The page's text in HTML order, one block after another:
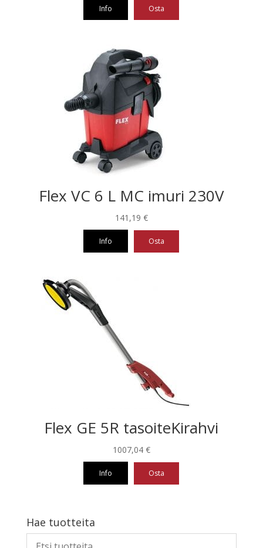
Info Osta
Flex VC 6 L MC imuri 230V
141,19 €
Info Osta
Flex GE 5R tasoiteKirahvi
1007,04 €
Info Osta
Hae tuotteita